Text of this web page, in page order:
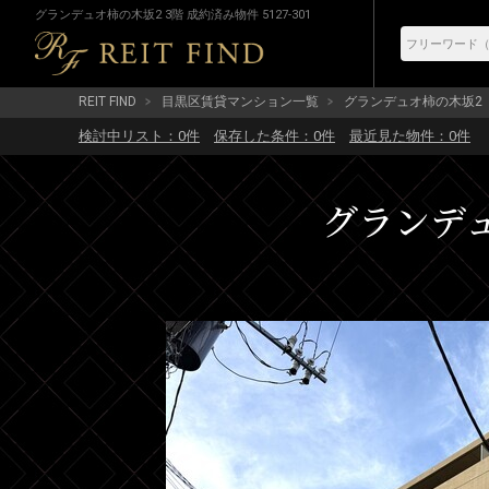
グランデュオ柿の木坂2 3階 成約済み物件 5127-301
REIT FIND 目黒区賃貸マンション一覧 グランデュオ柿の木坂2
検討中リスト： 0件 保存した条件： 0件 最近見た物件： 0件
グランデ